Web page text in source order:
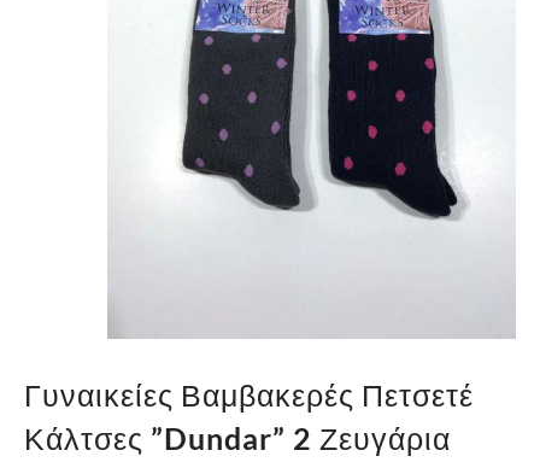
Γυναικείες Βαμβακερές Πετσετέ
Κάλτσες ”Dundar” 2 Ζευγάρια